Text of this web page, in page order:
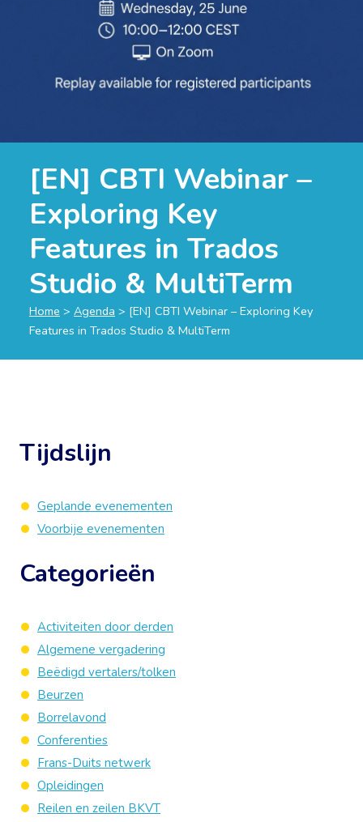
[EN] CBTI Webinar –
Exploring Key
Features in Trados
Studio & MultiTerm
Home > Agenda > [EN] CBTI Webinar – Exploring Key
Features in Trados Studio & MultiTerm
Tijdslijn
Geplande evenementen
Voorbije evenementen
Categorieën
Activiteiten door derden
Algemene vergadering
Beëdigd vertalers/tolken
Beurzen
Borrelavond
Conferenties
Frans-Duits netwerk
Opleidingen
Reilen en zeilen BKVT